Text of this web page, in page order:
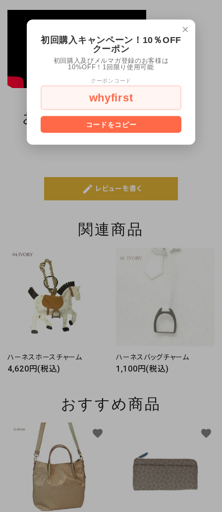
お客様のレビュー（0）
create レビューを書く
関連商品
ハーネスホースチャーム
4,620円(税込)
ハーネスバッグチャーム
1,100円(税込)
おすすめ商品
favorite favorite
×
初回購入キャンペーン！10％OFF
クーポン
初回購入及びメルマガ登録のお客様は
10%OFF！1回限り使用可能
クーポンコード
whyfirst
コードをコピー